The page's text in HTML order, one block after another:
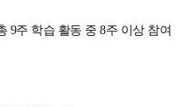
9주 학습 활동 중 8주 이상 참여